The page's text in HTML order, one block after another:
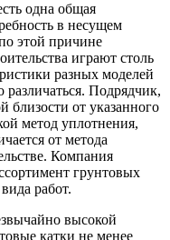
одна общая
в несущем
этой причине
играют столь
разных моделей
различаться. Подрядчик,
близости от указанного
метод уплотнения,
от метода
Компания
грунтовых
работ.
высокой
катки не менее